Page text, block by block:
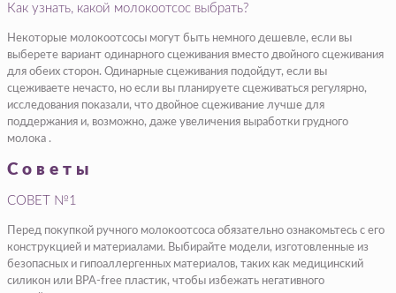
Как узнать, какой молокоотсос выбрать?
Некоторые молокоотсосы могут быть немного дешевле, если вы
выберете вариант одинарного сцеживания вместо двойного сцеживания
для обеих сторон. Одинарные сцеживания подойдут, если вы
сцеживаете нечасто, но если вы планируете сцеживаться регулярно,
исследования показали, что двойное сцеживание лучше для
поддержания и, возможно, даже увеличения выработки грудного
молока .
Советы
СОВЕТ №1
Перед покупкой ручного молокоотсоса обязательно ознакомьтесь с его
конструкцией и материалами. Выбирайте модели, изготовленные из
безопасных и гипоаллергенных материалов, таких как медицинский
силикон или BPA-free пластик, чтобы избежать негативного